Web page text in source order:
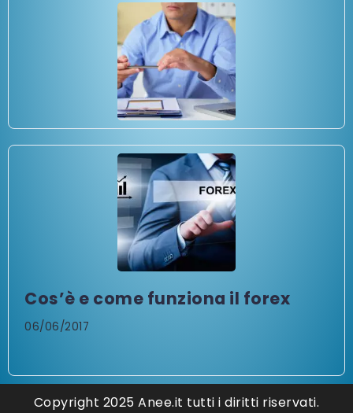
Cos’è e come funziona il forex
06/06/2017
Copyright 2025 Anee.it tutti i diritti riservati.